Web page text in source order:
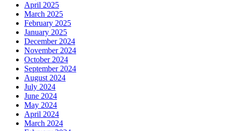
April 2025
March 2025
February 2025
January 2025
December 2024
November 2024
October 2024
September 2024
August 2024
July 2024
June 2024
May 2024
April 2024
March 2024